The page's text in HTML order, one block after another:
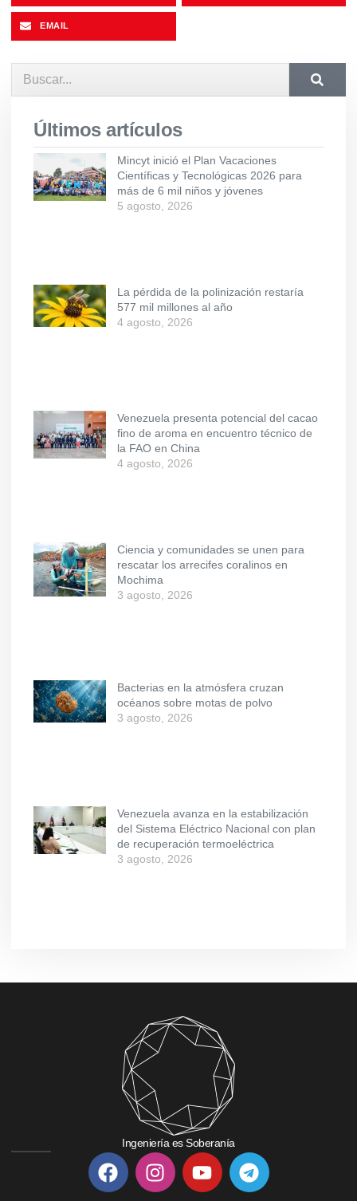
EMAIL
Últimos artículos
Mincyt inició el Plan Vacaciones
Científicas y Tecnológicas 2026 para
más de 6 mil niños y jóvenes
5 agosto, 2026
La pérdida de la polinización restaría
577 mil millones al año
4 agosto, 2026
Venezuela presenta potencial del cacao
fino de aroma en encuentro técnico de
la FAO en China
4 agosto, 2026
Ciencia y comunidades se unen para
rescatar los arrecifes coralinos en
Mochima
3 agosto, 2026
Bacterias en la atmósfera cruzan
océanos sobre motas de polvo
3 agosto, 2026
Venezuela avanza en la estabilización
del Sistema Eléctrico Nacional con plan
de recuperación termoeléctrica
3 agosto, 2026
Ingeniería es Soberanía